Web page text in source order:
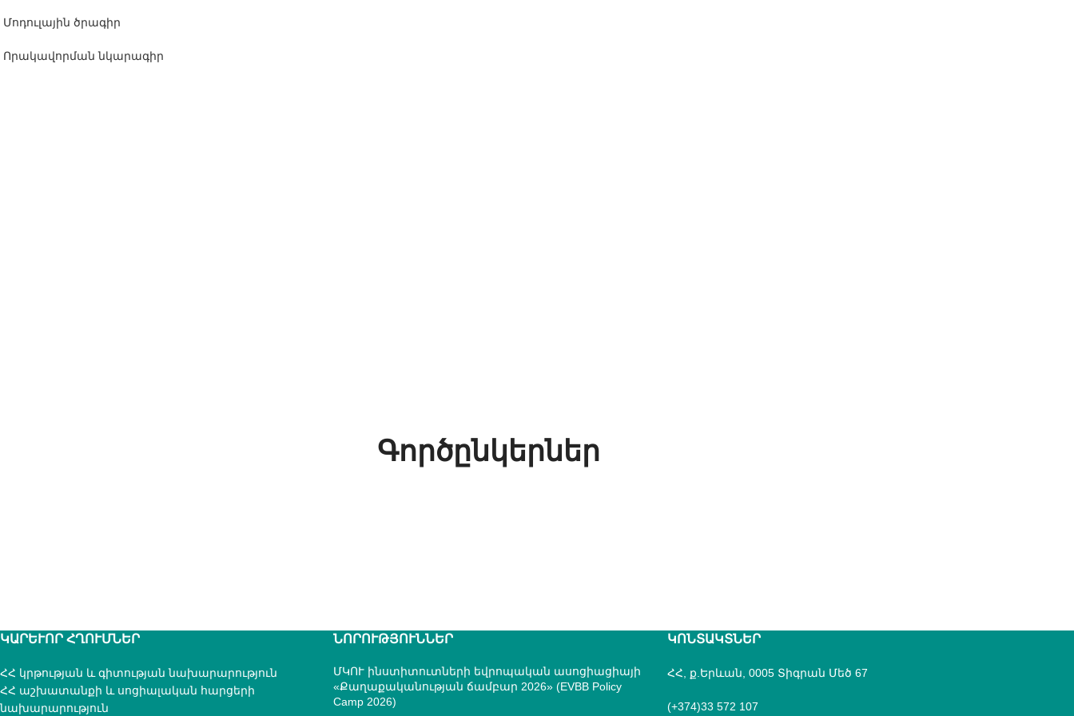
Մոդուլային ծրագիր
Որակավորման նկարագիր
Գործընկերներ
ԿԱՐԵՒՈՐ ՀՂՈՒՄՆԵՐ
ՀՀ կրթության և գիտության նախարարություն
ՀՀ աշխատանքի և սոցիալական հարցերի
նախարարություն
ՆՈՐՈՒԹՅՈՒՆՆԵՐ
ՄԿՈՒ ինստիտուտների եվրոպական ասոցիացիայի
«Քաղաքականության ճամբար 2026» (EVBB Policy
Camp 2026)
ԿՈՆՏԱԿՏՆԵՐ
ՀՀ, ք.Երևան, 0005 Տիգրան Մեծ 67
(+374)33 572 107